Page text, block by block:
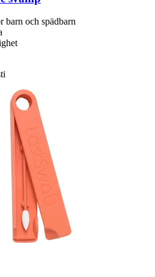
barn och spädbarn